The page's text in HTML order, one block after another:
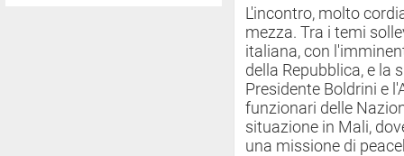
L'incontro, molto
mezza. Tra i temi
italiana, con
della Repubblica, e la
Presidente Boldrini e
funzionari delle
situazione in Mali,
una missione di